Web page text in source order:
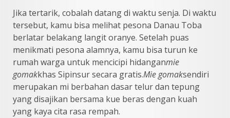
Jika tertarik, cobalah datang di waktu senja. Di waktu
tersebut, kamu bisa melihat pesona Danau Toba
berlatar belakang langit oranye. Setelah puas
menikmati pesona alamnya, kamu bisa turun ke
rumah warga untuk mencicipi hidanganmie
gomakkhas Sipinsur secara gratis.Mie gomaksendiri
merupakan mi berbahan dasar telur dan tepung
yang disajikan bersama kue beras dengan kuah
yang kaya cita rasa rempah.